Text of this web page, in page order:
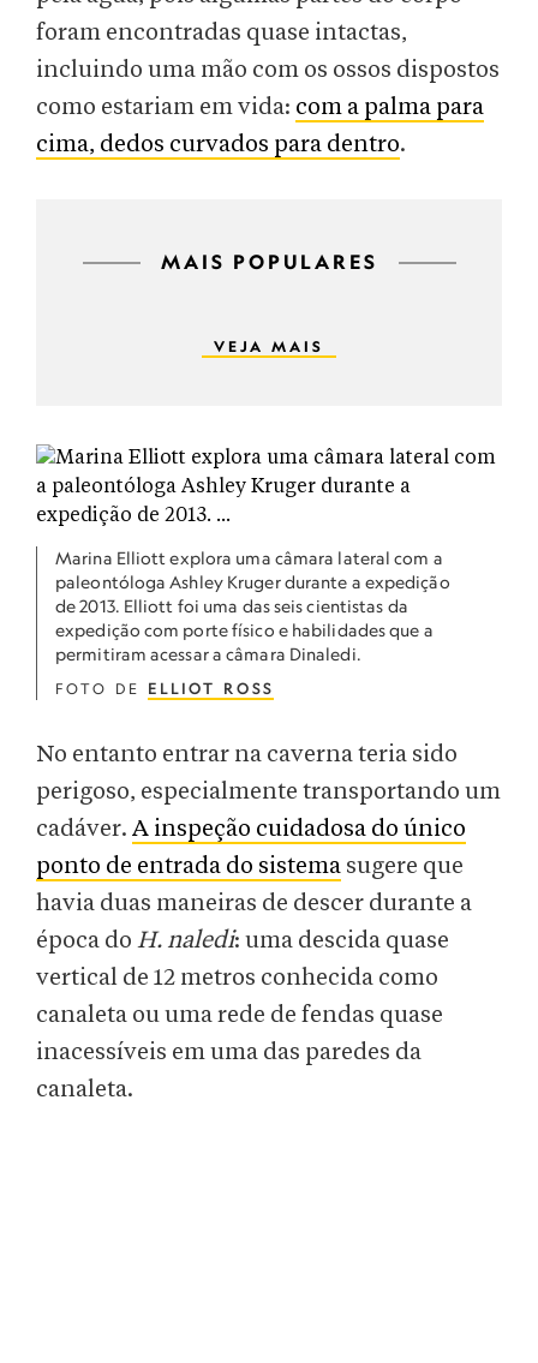
foram encontradas quase intactas,
incluindo uma mão com os ossos dispostos
como estariam em vida: com a palma para
cima, dedos curvados para dentro.
MAIS POPULARES
VEJA MAIS
Marina Elliott explora uma câmara lateral com a
paleontóloga Ashley Kruger durante a expedição
de 2013. Elliott foi uma das seis cientistas da
expedição com porte físico e habilidades que a
permitiram acessar a câmara Dinaledi.
FOTO DE ELLIOT ROSS
No entanto entrar na caverna teria sido
perigoso, especialmente transportando um
cadáver. A inspeção cuidadosa do único
ponto de entrada do sistema sugere que
havia duas maneiras de descer durante a
época do H. naledi: uma descida quase
vertical de 12 metros conhecida como
canaleta ou uma rede de fendas quase
inacessíveis em uma das paredes da
canaleta.